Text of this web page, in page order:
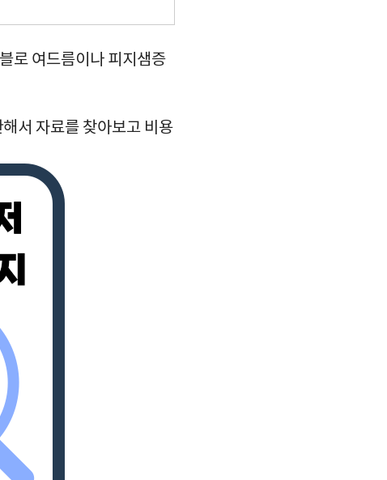
로 여드름이나 피지샘증
서 자료를 찾아보고 비용